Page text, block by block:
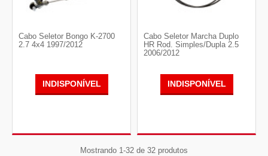
Cabo Seletor Bongo K-2700
2.7 4x4 1997/2012
INDISPONÍVEL
Cabo Seletor Marcha Duplo
HR Rod. Simples/Dupla 2.5
2006/2012
INDISPONÍVEL
Mostrando 1-32 de 32 produtos